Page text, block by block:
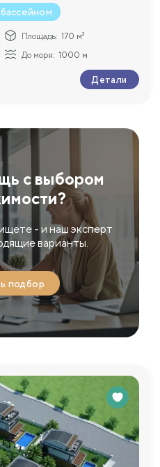
Площадь: 170 м²
До моря: 1000 м
Детали
с выбором
- и наш эксперт
варианты.
подбор